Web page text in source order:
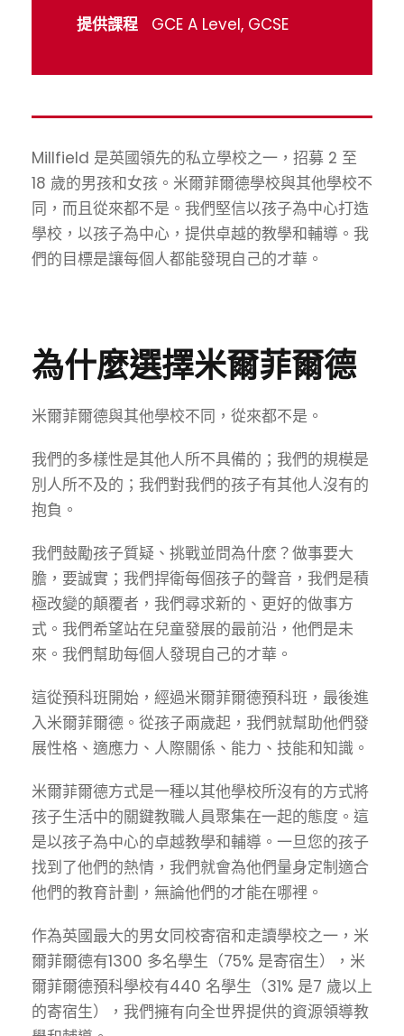
提供課程
GCE A Level, GCSE
Millfield 是英國領先的私立學校之一，招募 2 至
18 歲的男孩和女孩。米爾菲爾德學校與其他學校不
同，而且從來都不是。我們堅信以孩子為中心打造
學校，以孩子為中心，提供卓越的教學和輔導。我
們的目標是讓每個人都能發現自己的才華。
為什麼選擇米爾菲爾德
米爾菲爾德與其他學校不同，從來都不是。
我們的多樣性是其他人所不具備的；我們的規模是
別人所不及的；我們對我們的孩子有其他人沒有的
抱負。
我們鼓勵孩子質疑、挑戰並問為什麼？做事要大
膽，要誠實；我們捍衛每個孩子的聲音，我們是積
極改變的顛覆者，我們尋求新的、更好的做事方
式。我們希望站在兒童發展的最前沿，他們是未
來。我們幫助每個人發現自己的才華。
這從預科班開始，經過米爾菲爾德預科班，最後進
入米爾菲爾德。從孩子兩歲起，我們就幫助他們發
展性格、適應力、人際關係、能力、技能和知識。
米爾菲爾德方式是一種以其他學校所沒有的方式將
孩子生活中的關鍵教職人員聚集在一起的態度。這
是以孩子為中心的卓越教學和輔導。一旦您的孩子
找到了他們的熱情，我們就會為他們量身定制適合
他們的教育計劃，無論他們的才能在哪裡。
作為英國最大的男女同校寄宿和走讀學校之一，米
爾菲爾德有1300 多名學生（75% 是寄宿生），米
爾菲爾德預科學校有440 名學生（31% 是7 歲以上
的寄宿生），我們擁有向全世界提供的資源領導教